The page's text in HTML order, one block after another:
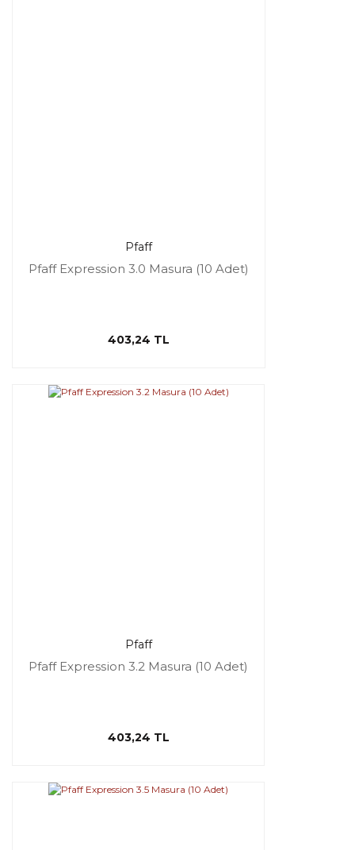
Pfaff
Pfaff Expression 3.0 Masura (10 Adet)
403,24 TL
Pfaff
Pfaff Expression 3.2 Masura (10 Adet)
403,24 TL